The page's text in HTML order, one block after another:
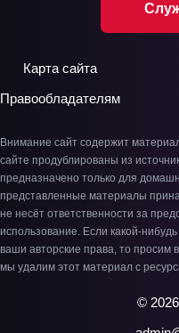
Карта сайта
Правообладателям
Внимание сайт содержит
сайте продублированы из
предназначено только для
представленные материалы
не несёт ответственности за
использование. Если какой-
ваши авторские права, то просим
мы удалим этот материал с
©